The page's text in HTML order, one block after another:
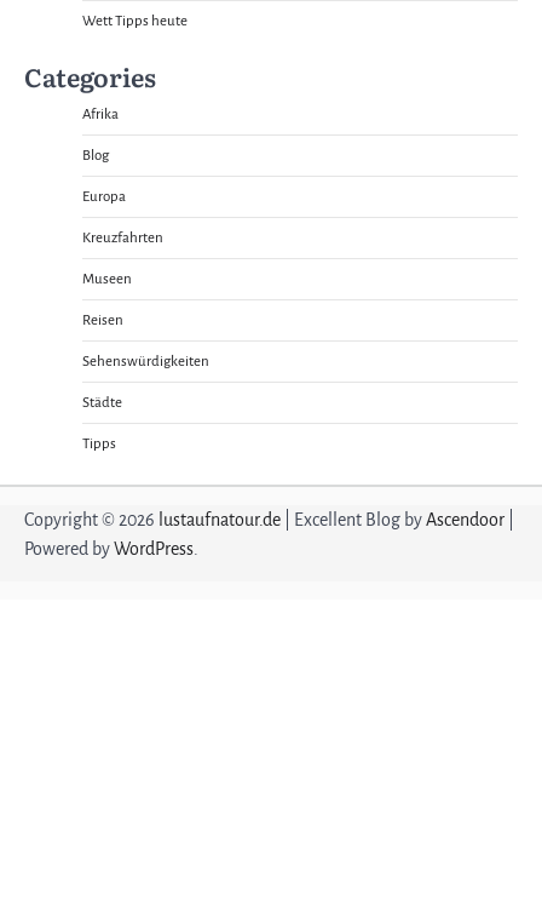
Wett Tipps heute
Categories
Afrika
Blog
Europa
Kreuzfahrten
Museen
Reisen
Sehenswürdigkeiten
Städte
Tipps
Copyright © 2026 lustaufnatour.de | Excellent Blog byAscendoor
Powered byWordPress